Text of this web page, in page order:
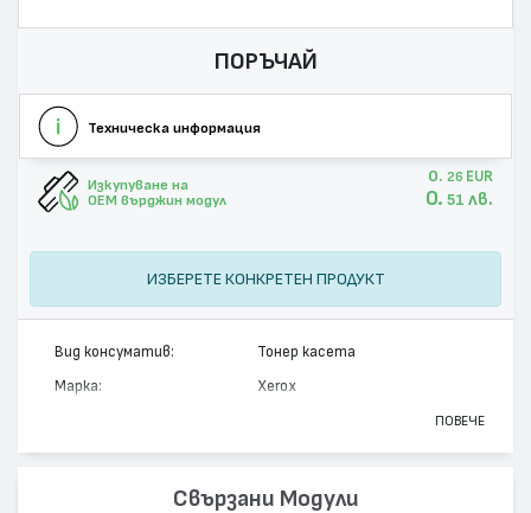
ПОРЪЧАЙ
Техническа информация
Изкупуване на
OEM върджин модул
0. 26 EUR
0. 51 лв.
ИЗБЕРЕТЕ КОНКРЕТЕН ПРОДУКТ
Вид консуматив: Тонер касета
Марка: Xerox
Цвят: Магента
5900
ПОВЕЧЕ
Свързани Модули